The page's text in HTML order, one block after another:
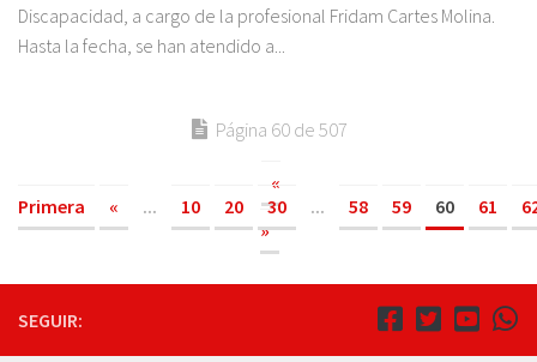
Discapacidad, a cargo de la profesional Fridam Cartes Molina.
Hasta la fecha, se han atendido a...
Página 60 de 507
«
Primera
« ... 10 20 30 ... 58 59 60 61
»
SEGUIR: